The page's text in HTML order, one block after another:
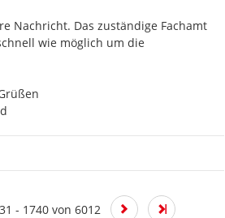
Nachricht. Das zuständige Fachamt
wie möglich um die
- 1740 von 6012